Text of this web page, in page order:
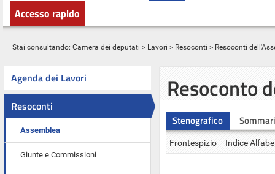
Accesso rapido
Stai consultando: Camera dei deputati > Lavori > Resoconti > Resoconti
Agenda dei Lavori
Resoconti
Assemblea
Giunte e Commissioni
Resoconto
Stenografico
Frontespizio Indice